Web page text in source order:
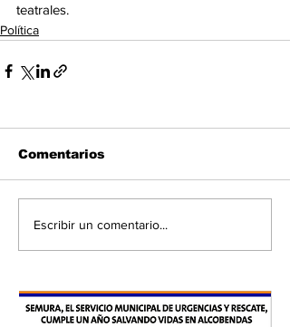
teatrales.
Política
Comentarios
Escribir un comentario...